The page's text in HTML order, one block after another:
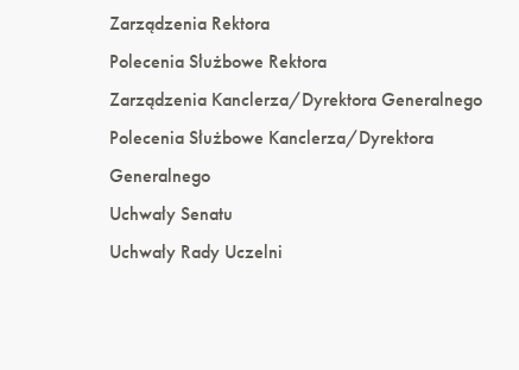
Zarządzenia Rektora
Polecenia Służbowe Rektora
Zarządzenia Kanclerza/Dyrektora Generalnego
Polecenia Służbowe Kanclerza/Dyrektora
Generalnego
Uchwały Senatu
Uchwały Rady Uczelni